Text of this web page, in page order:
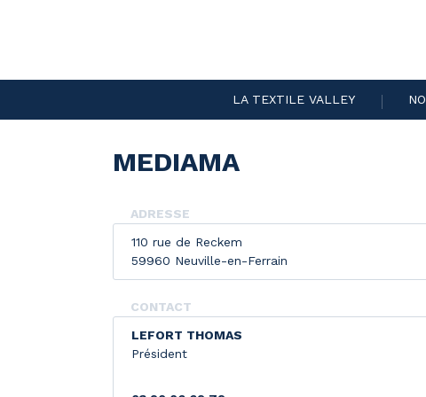
LA TEXTILE VALLEY
MEDIAMA
ADRESSE
110 rue de Reckem
59960 Neuville-en-Ferrain
CONTACT
LEFORT THOMAS
Président